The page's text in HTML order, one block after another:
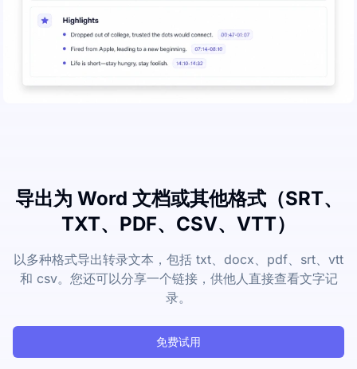
导出为 Word 文档或其他格式（SRT、
TXT、PDF、CSV、VTT）
以多种格式导出转录文本，包括 txt、docx、pdf、srt、vtt
和 csv。您还可以分享一个链接，供他人直接查看文字记
录。
免费试用